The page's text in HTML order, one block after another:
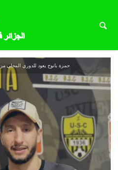
حمزة بانوح يعود للدوري المحلي من